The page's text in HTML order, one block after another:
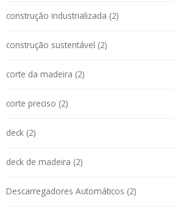
construção industrializada (2)
construção sustentável (2)
corte da madeira (2)
corte preciso (2)
deck (2)
deck de madeira (2)
Descarregadores Automáticos (2)